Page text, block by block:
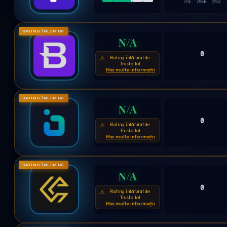
(7d) (30d) (90d)
RATING ÎNLEMTAT
N/A
⚠
Rating înlăturat de
Trustpilot
Mai multe informații
0
RATING ÎNLEMTAT
N/A
⚠
Rating înlăturat de
Trustpilot
Mai multe informații
0
RATING ÎNLEMTAT
N/A
⚠
Rating înlăturat de
Trustpilot
Mai multe informații
0